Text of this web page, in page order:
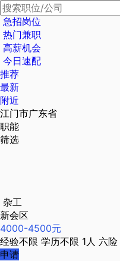
急招岗位
热门兼职
高薪机会
今日速配
推荐
最新
附近
江门市广东省
职能
筛选
杂工
新会区
4000-4500元
经验不限 学历不限 1人 六险
申请